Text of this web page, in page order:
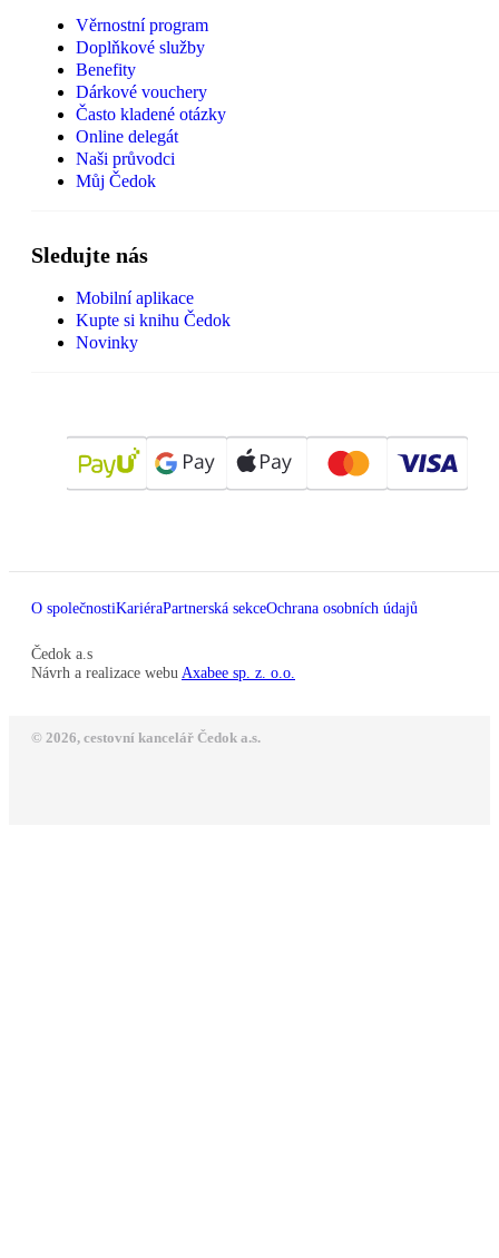
Věrnostní program
Doplňkové služby
Benefity
Dárkové vouchery
Často kladené otázky
Online delegát
Naši průvodci
Můj Čedok
Sledujte nás
Mobilní aplikace
Kupte si knihu Čedok
Novinky
O společnostiKariéraPartnerská sekceOchrana osobních údajů
Čedok a.s
Návrh a realizace webu Axabee sp. z. o.o.
© 2026, cestovní kancelář Čedok a.s.